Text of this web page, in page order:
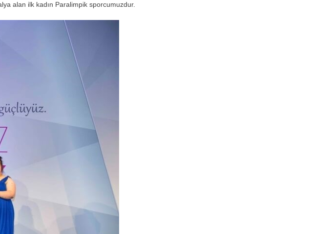
alan ilk kadın Paralimpik sporcumuzdur.